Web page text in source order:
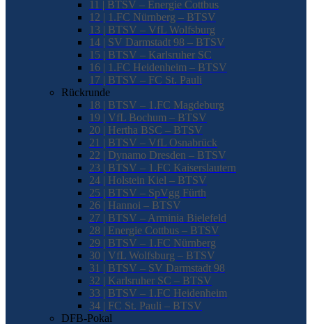
11 | BTSV – Energie Cottbus
12 | 1.FC Nürnberg – BTSV
13 | BTSV – VfL Wolfsburg
14 | SV Darmstadt 98 – BTSV
15 | BTSV – Karlsruher SC
16 | 1.FC Heidenheim – BTSV
17 | BTSV – FC St. Pauli
Rückrunde
18 | BTSV – 1.FC Magdeburg
19 | VfL Bochum – BTSV
20 | Hertha BSC – BTSV
21 | BTSV – VfL Osnabrück
22 | Dynamo Dresden – BTSV
23 | BTSV – 1.FC Kaiserslautern
24 | Holstein Kiel – BTSV
25 | BTSV – SpVgg Fürth
26 | Hannoi – BTSV
27 | BTSV – Arminia Bielefeld
28 | Energie Cottbus – BTSV
29 | BTSV – 1.FC Nürnberg
30 | VfL Wolfsburg – BTSV
31 | BTSV – SV Darmstadt 98
32 | Karlsruher SC – BTSV
33 | BTSV – 1.FC Heidenheim
34 | FC St. Pauli – BTSV
DFB-Pokal